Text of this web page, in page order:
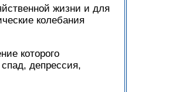
жизни и для
колебания
которого
депрессия,